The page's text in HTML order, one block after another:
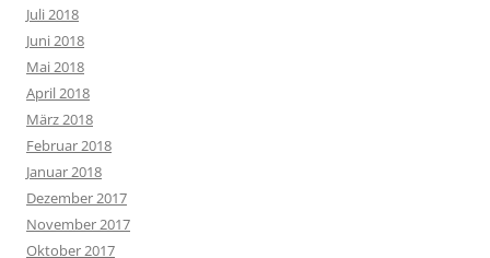
Juli 2018
Juni 2018
Mai 2018
April 2018
März 2018
Februar 2018
Januar 2018
Dezember 2017
November 2017
Oktober 2017